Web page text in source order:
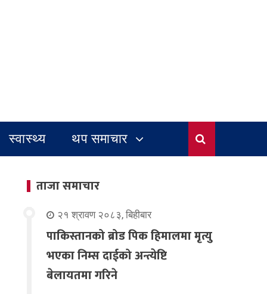
स्वास्थ्य थप समाचार
ताजा समाचार
२१ श्रावण २०८३, बिहीबार
पाकिस्तानको ब्रोड पिक हिमालमा मृत्यु
भएका निम्स दाईको अन्त्येष्टि
बेलायतमा गरिने